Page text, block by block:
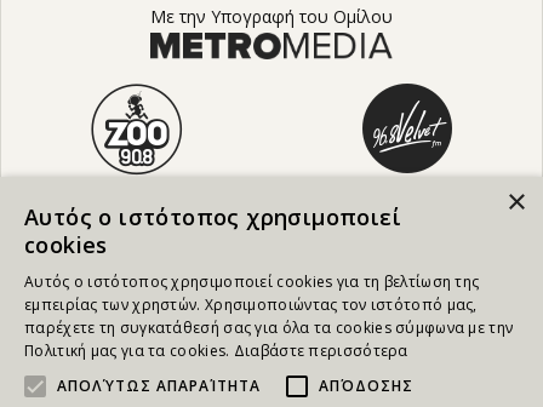
Με την Υπογραφή του Ομίλου
×
Αυτός ο ιστότοπος χρησιμοποιεί
cookies
Αυτός ο ιστότοπος χρησιμοποιεί cookies για τη βελτίωση της
εμπειρίας των χρηστών. Χρησιμοποιώντας τον ιστότοπό μας,
παρέχετε τη συγκατάθεσή σας για όλα τα cookies σύμφωνα με την
Πολιτική μας για τα cookies. Διαβάστε περισσότερα
ΑΠΟΛΎΤΩΣ ΑΠΑΡΑΊΤΗΤΑ
ΑΠΌΔΟΣΗΣ